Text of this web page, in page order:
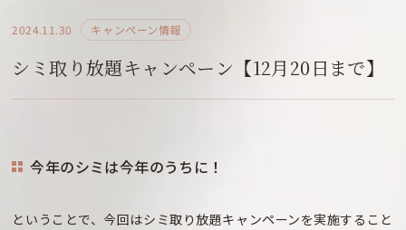
2024.11.30 キャンペーン情報
シミ取り放題キャンペーン【12月20日まで】
今年のシミは今年のうちに！
ということで、今回はシミ取り放題キャンペーンを実施すること